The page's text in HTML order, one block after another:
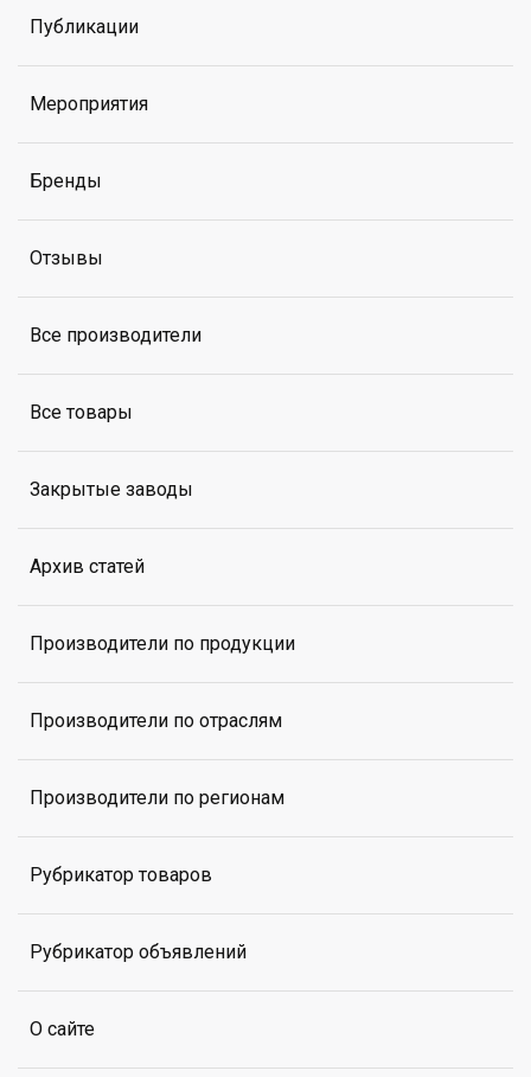
Публикации
Мероприятия
Бренды
Отзывы
Все производители
Все товары
Закрытые заводы
Архив статей
Производители по продукции
Производители по отраслям
Производители по регионам
Рубрикатор товаров
Рубрикатор объявлений
О сайте